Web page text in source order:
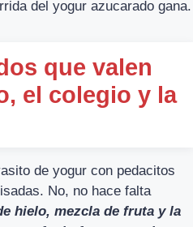
del yogur azucarado gana.
que valen
el colegio y la
de yogur con pedacitos
No, no hace falta
hielo, mezcla de fruta y la